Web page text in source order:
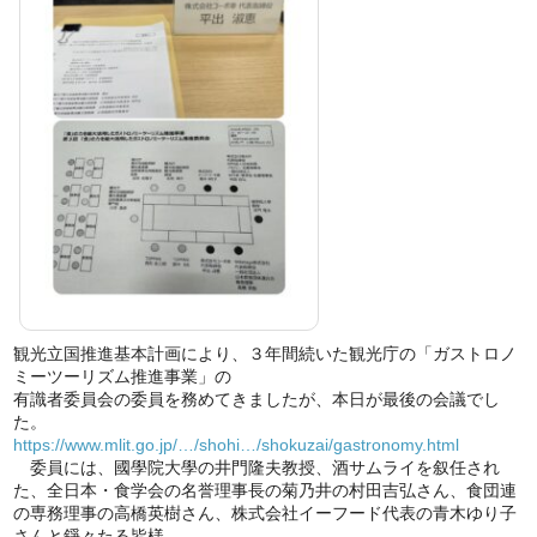
観光立国推進基本計画により、３年間続いた観光庁の「ガストロノ
ミーツーリズム推進事業」の
有識者委員会の委員を務めてきましたが、本日が最後の会議でし
た。
https://www.mlit.go.jp/…/shohi…/shokuzai/gastronomy.html
委員には、國學院大學の井門隆夫教授、酒サムライを叙任され
た、全日本・食学会の名誉理事長の菊乃井の村田吉弘さん、食団連
の専務理事の高橋英樹さん、株式会社イーフード代表の青木ゆり子